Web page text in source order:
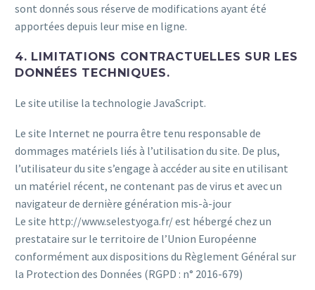
sont donnés sous réserve de modifications ayant été
apportées depuis leur mise en ligne.
4. LIMITATIONS CONTRACTUELLES SUR LES
DONNÉES TECHNIQUES.
Le site utilise la technologie JavaScript.
Le site Internet ne pourra être tenu responsable de
dommages matériels liés à l’utilisation du site. De plus,
l’utilisateur du site s’engage à accéder au site en utilisant
un matériel récent, ne contenant pas de virus et avec un
navigateur de dernière génération mis-à-jour
Le site http://www.selestyoga.fr/ est hébergé chez un
prestataire sur le territoire de l’Union Européenne
conformément aux dispositions du Règlement Général sur
la Protection des Données (RGPD : n° 2016-679)